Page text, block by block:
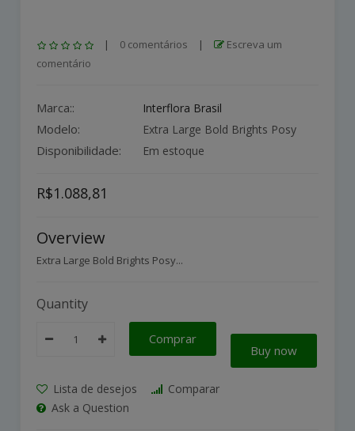
| 0 comentários |
Escreva um
comentário
Marca:: Interflora Brasil
Modelo: Extra Large Bold Brights Posy
Disponibilidade: Em estoque
R$1.088,81
Overview
Extra Large Bold Brights Posy...
Quantity
Comprar
Buy now
Lista de desejos
Comparar
Ask a Question